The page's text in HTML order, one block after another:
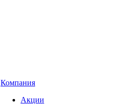
Компания
Акции